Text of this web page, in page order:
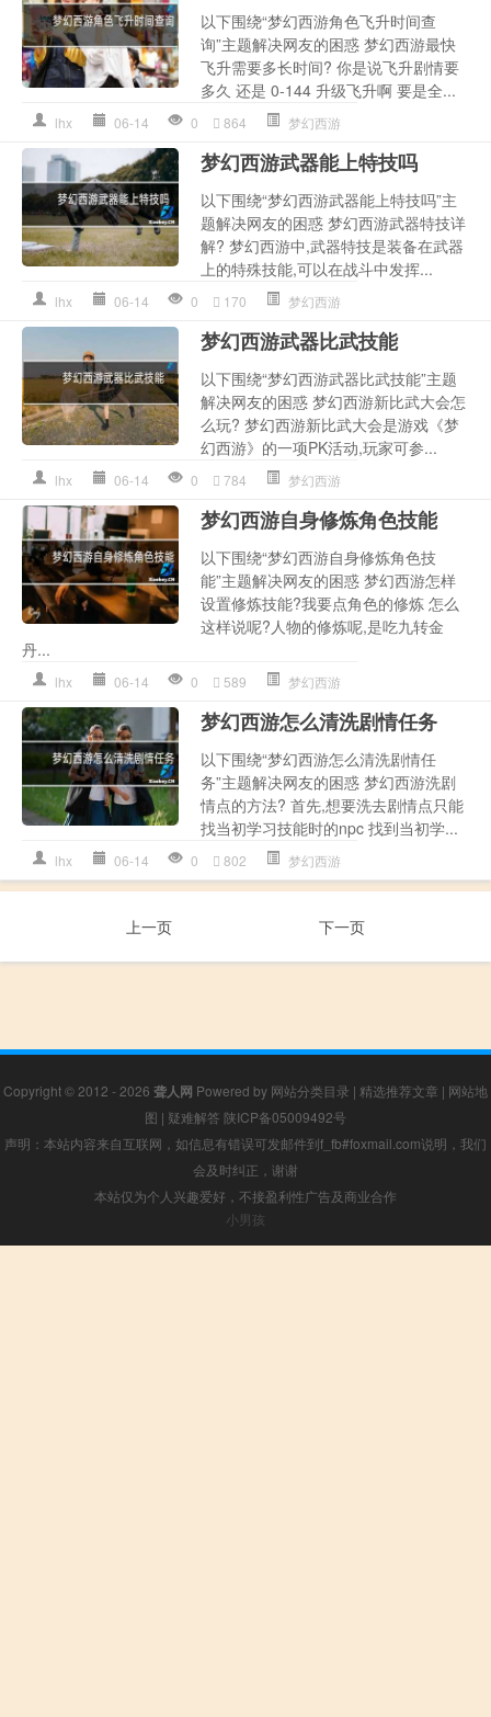
以下围绕“梦幻西游角色飞升时间查
询”主题解决网友的困惑 梦幻西游最快
飞升需要多长时间? 你是说飞升剧情要
多久 还是 0-144 升级飞升啊 要是全...
lhx 06-14 0 864 梦幻西游
梦幻西游武器能上特技吗
以下围绕“梦幻西游武器能上特技吗”主
题解决网友的困惑 梦幻西游武器特技详
解? 梦幻西游中,武器特技是装备在武器
上的特殊技能,可以在战斗中发挥...
lhx 06-14 0 170 梦幻西游
梦幻西游武器比武技能
以下围绕“梦幻西游武器比武技能”主题
解决网友的困惑 梦幻西游新比武大会怎
么玩? 梦幻西游新比武大会是游戏《梦
幻西游》的一项PK活动,玩家可参...
lhx 06-14 0 784 梦幻西游
梦幻西游自身修炼角色技能
以下围绕“梦幻西游自身修炼角色技
能”主题解决网友的困惑 梦幻西游怎样
设置修炼技能?我要点角色的修炼 怎么
这样说呢?人物的修炼呢,是吃九转金
丹...
lhx 06-14 0 589 梦幻西游
梦幻西游怎么清洗剧情任务
以下围绕“梦幻西游怎么清洗剧情任
务”主题解决网友的困惑 梦幻西游洗剧
情点的方法? 首先,想要洗去剧情点只能
找当初学习技能时的npc 找到当初学...
lhx 06-14 0 802 梦幻西游
上一页 下一页
Copyright © 2012 - 2026 聋人网 Powered by 网站分类目录 | 精选推荐文章 | 网站地
图 | 疑难解答 陕ICP备05009492号
声明：本站内容来自互联网，如信息有错误可发邮件到f_fb#foxmail.com说明，我们
会及时纠正，谢谢
本站仅为个人兴趣爱好，不接盈利性广告及商业合作
小男孩